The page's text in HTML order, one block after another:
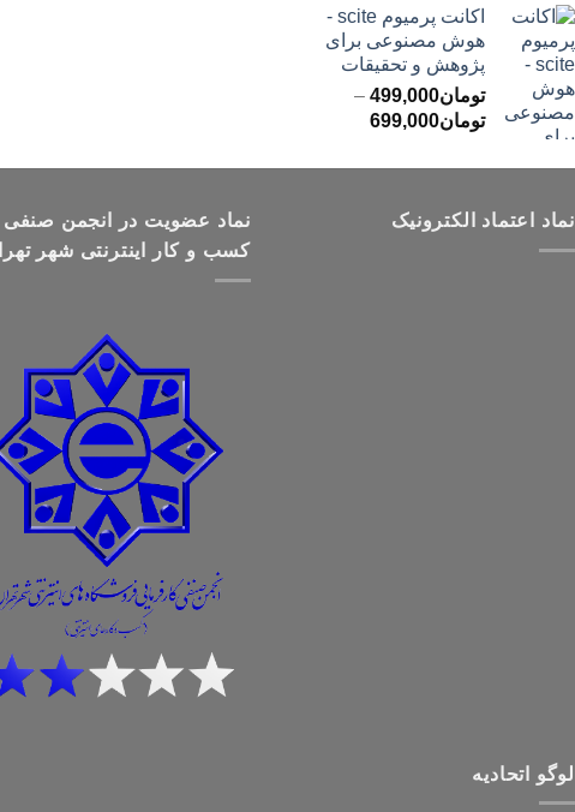
تا
تومان499,000
اکانت پرمیوم scite -
هوش مصنوعی برای
پژوهش و تحقیقات
تومان499,000
–
تومان699,000محدوده
تومان499,000
نماد اعتماد الکترونیک
نماد عضویت در انجمن صنفی
کسب و کار اینترنتی شهر
لوگو اتحادیه